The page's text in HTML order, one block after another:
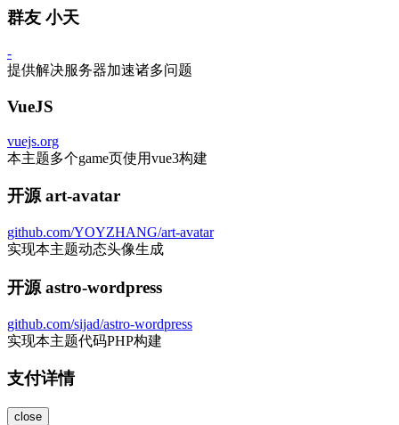
群友 小天
-
提供解决服务器加速诸多问题
VueJS
vuejs.org
本主题多个game页使用vue3构建
开源 art-avatar
github.com/YOYZHANG/art-avatar
实现本主题动态头像生成
开源 astro-wordpress
github.com/sijad/astro-wordpress
实现本主题代码PHP构建
支付详情
close